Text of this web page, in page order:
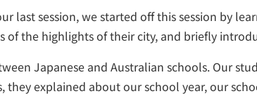
last session, we started off this session by
of the highlights of their city, and briefly
Japanese and Australian schools. Our
explained about our school year, our